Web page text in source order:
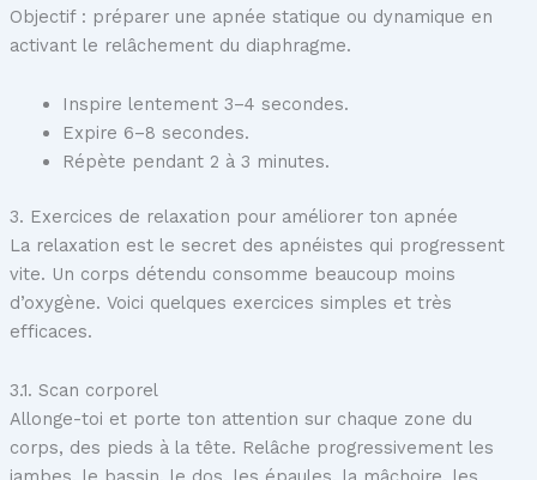
Objectif : préparer une apnée statique ou dynamique en
activant le relâchement du diaphragme.
Inspire lentement 3–4 secondes.
Expire 6–8 secondes.
Répète pendant 2 à 3 minutes.
3. Exercices de relaxation pour améliorer ton apnée
La relaxation est le secret des apnéistes qui progressent
vite. Un corps détendu consomme beaucoup moins
d’oxygène. Voici quelques exercices simples et très
efficaces.
3.1. Scan corporel
Allonge-toi et porte ton attention sur chaque zone du
corps, des pieds à la tête. Relâche progressivement les